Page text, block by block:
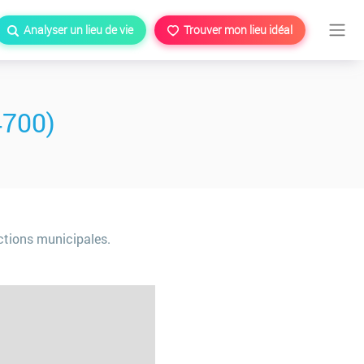
Analyser un lieu de vie Trouver mon lieu idéal
municipales.